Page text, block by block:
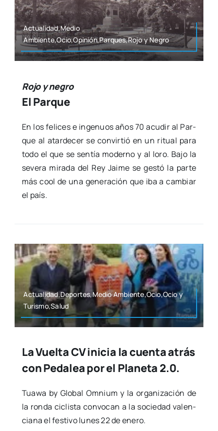
Actualidad,Medio
Ambiente,Ocio,Opinión,Parques,Rojo y Negro
Rojo y negro
El Parque
En los feli­ces e inge­nuos años 70 acu­dir al Par­
que al atar­de­cer se con­vir­tió en un ritual para
todo el que se sen­tía moderno y al loro. Bajo la
seve­ra mira­da del Rey Jai­me se ges­tó la par­te
más cool de una gene­ra­ción que iba a cam­biar
el país.
Actualidad,Deportes,Medio Ambiente,Ocio,Ocio y
Turismo,Salud
La Vuelta CV inicia la cuenta atrás
con Pedalea por el Planeta 2.0.
Tua­wa by Glo­bal Omni­um y la orga­ni­za­ción de
la ron­da ciclis­ta con­vo­can a la socie­dad valen­
cia­na el fes­ti­vo lunes 22 de enero.